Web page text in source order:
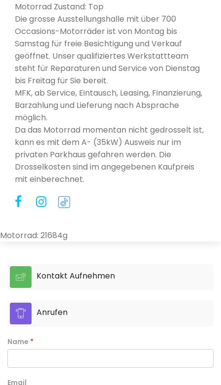
Motorrad Zustand: Top
Die grosse Ausstellungshalle mit über 700
Occasions-Motorräder ist von Montag bis
Samstag für freie Besichtigung und Verkauf
geöffnet. Unser qualifiziertes Werkstattteam
steht für Reparaturen und Service von Dienstag
bis Freitag für Sie bereit.
MFK, ab Service, Eintausch, Leasing, Finanzierung,
Barzahlung und Lieferung nach Absprache
möglich.
Da das Motorrad momentan nicht gedrosselt ist,
kann es mit dem A- (35kW) Ausweis nur im
privaten Parkhaus gefahren werden. Die
Drosselkosten sind im angegebenen Kaufpreis
mit einberechnet.
Motorrad: 21684g
Kontakt Aufnehmen
Anrufen
Name
Email